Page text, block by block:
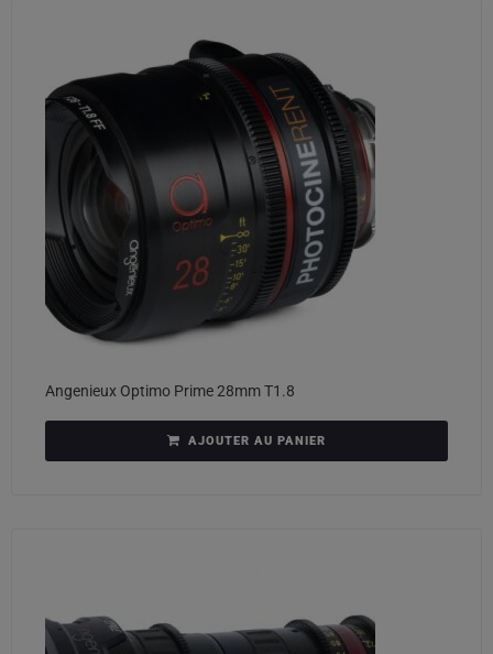
Angenieux Optimo Prime 28mm T1.8
AJOUTER AU PANIER